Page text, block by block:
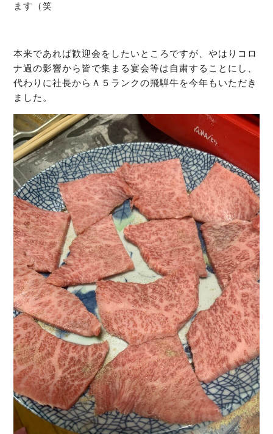
ます（笑
本来であれば歓迎会をしたいところですが、やはりコロ
ナ過の影響から皆で集まる宴会等は自粛することにし、
代わりに社長からＡ５ランクの飛騨牛を今年もいただき
ました。